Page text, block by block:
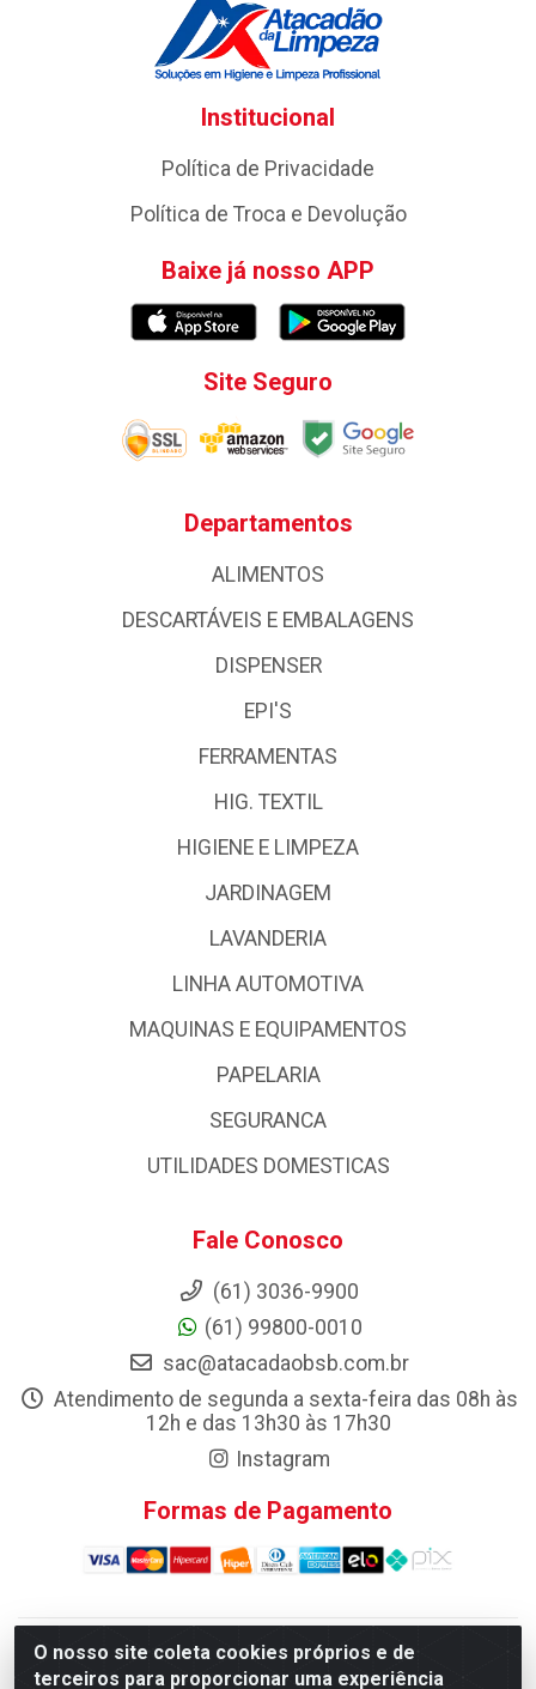
O nosso site coleta cookies próprios e de
terceiros para proporcionar uma experiência
Institucional
Política de Privacidade
Política de Troca e Devolução
Baixe já nosso APP
Site Seguro
Departamentos
ALIMENTOS
DESCARTÁVEIS E EMBALAGENS
DISPENSER
EPI'S
FERRAMENTAS
HIG. TEXTIL
HIGIENE E LIMPEZA
JARDINAGEM
LAVANDERIA
LINHA AUTOMOTIVA
MAQUINAS E EQUIPAMENTOS
PAPELARIA
SEGURANCA
UTILIDADES DOMESTICAS
Fale Conosco
(61) 3036-9900
(61) 99800-0010
sac@atacadaobsb.com.br
Atendimento de segunda a sexta-feira das 08h às
12h e das 13h30 às 17h30
Instagram
Formas de Pagamento
Atacadao da Limpeza F. Pereira Queiroz Comercio e
Distribuicao LTDA - Quadra Qi 10 Lotes 39 e, 41 - Setor